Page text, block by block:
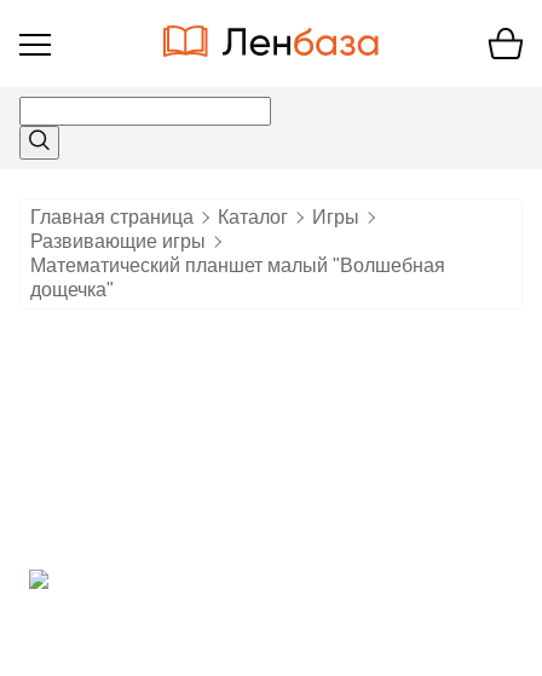
Открыть
Главная страница Каталог
Игры
Развивающие игры
Математический планшет малый "Волшебная
дощечка"